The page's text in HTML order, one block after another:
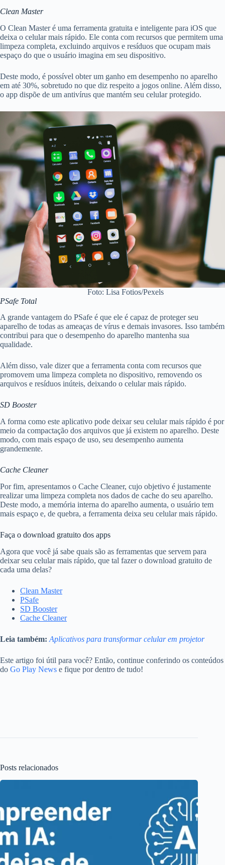
Clean Master
O Clean Master é uma ferramenta gratuita e inteligente para iOS que
deixa o celular mais rápido. Ele conta com recursos que permitem uma
limpeza completa, excluindo arquivos e resíduos que ocupam mais
espaço do que o usuário imagina em seu dispositivo.
Deste modo, é possível obter um ganho em desempenho no aparelho
em até 30%, sobretudo no que diz respeito a jogos online. Além disso,
o app dispõe de um antivírus que mantém seu celular protegido.
Foto: Lisa Fotios/Pexels
PSafe Total
A grande vantagem do PSafe é que ele é capaz de proteger seu
aparelho de todas as ameaças de vírus e demais invasores. Isso também
contribui para que o desempenho do aparelho mantenha sua
qualidade.
Além disso, vale dizer que a ferramenta conta com recursos que
promovem uma limpeza completa no dispositivo, removendo os
arquivos e resíduos inúteis, deixando o celular mais rápido.
SD Booster
A forma como este aplicativo pode deixar seu celular mais rápido é por
meio da compactação dos arquivos que já existem no aparelho. Deste
modo, com mais espaço de uso, seu desempenho aumenta
grandemente.
Cache Cleaner
Por fim, apresentamos o Cache Cleaner, cujo objetivo é justamente
realizar uma limpeza completa nos dados de cache do seu aparelho.
Deste modo, a memória interna do aparelho aumenta, o usuário tem
mais espaço e, de quebra, a ferramenta deixa seu celular mais rápido.
Faça o download gratuito dos apps
Agora que você já sabe quais são as ferramentas que servem para
deixar seu celular mais rápido, que tal fazer o download gratuito de
cada uma delas?
Clean Master
PSafe
SD Booster
Cache Cleaner
Leia também: Aplicativos para transformar celular em projetor
Este artigo foi útil para você? Então, continue conferindo os conteúdos
do Go Play News e fique por dentro de tudo!
Posts relacionados